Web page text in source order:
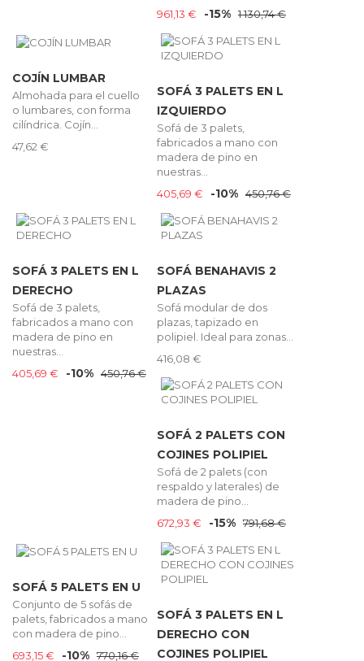
961,13 €
-15% 1 130,74 €
COJÍN LUMBAR
Almohada para el cuello
o lumbares, con forma
cilíndrica. Cojín...
47,62 €
SOFÁ 3 PALETS EN L
IZQUIERDO
Sofá de 3 palets,
fabricados a mano con
madera de pino en
nuestras...
405,69 €
-10% 450,76 €
SOFÁ 3 PALETS EN L
DERECHO
Sofá de 3 palets,
fabricados a mano con
madera de pino en
nuestras...
405,69 €
-10% 450,76 €
SOFÁ BENAHAVIS 2
PLAZAS
Sofá modular de dos
plazas, tapizado en
polipiel. Ideal para zonas...
416,08 €
SOFÁ 2 PALETS CON
COJINES POLIPIEL
Sofá de 2 palets (con
respaldo y laterales) de
madera de pino...
672,93 €
-15% 791,68 €
SOFÁ 5 PALETS EN U
Conjunto de 5 sofás de
palets, fabricados a mano
con madera de pino...
693,15 €
-10% 770,16 €
SOFÁ 3 PALETS EN L
DERECHO CON
COJINES POLIPIEL